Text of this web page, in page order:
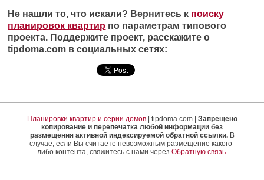
Не нашли то, что искали? Вернитесь к поиску
планировок квартир по параметрам типового
проекта. Поддержите проект, расскажите о
tipdoma.com в социальных сетях:
Планировки квартир и серии домов| tipdoma.com | Запрещено
копирование и перепечатка любой информации без
размещения активной индексируемой обратной ссылки.В
случае, если Вы считаете невозможным размещение какого-
либо контента, свяжитесь с нами через Обратную связь.